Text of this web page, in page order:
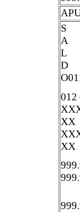
S
A
L
D
XX
XX